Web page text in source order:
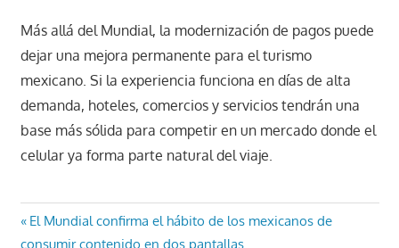
Más allá del Mundial, la modernización de pagos puede
dejar una mejora permanente para el turismo
mexicano. Si la experiencia funciona en días de alta
demanda, hoteles, comercios y servicios tendrán una
base más sólida para competir en un mercado donde el
celular ya forma parte natural del viaje.
Navegación
Entrada
anterior:
El Mundial confirma el hábito de los mexicanos de
consumir contenido en dos pantallas